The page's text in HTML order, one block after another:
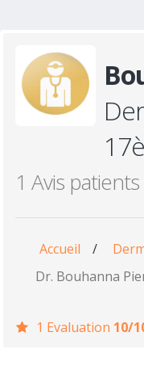
1 Avis
Accueil /
Dr. Bouhanna
1 Evaluation 10/